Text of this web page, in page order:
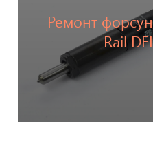
Ремонт
Rail